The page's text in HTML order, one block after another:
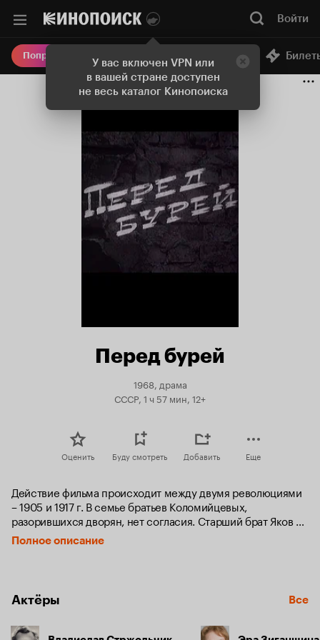
У вас включен VPN или
в вашей стране доступен
не весь каталог Кинопоиска
Войти
Попробовать Плюс Онлайн-кинотеатр
Перед бурей
1968, драма
СССР, 1 ч 57 мин, 12+
Оценить Буду смотреть Добавить Еще
Действие фильма происходит между двумя революциями
– 1905 и 1917 г. В семье братьев Коломийцевых,
разорившихся дворян, нет согласия. Старший брат Яков
смертельно болен. Младший – Иван, жандармский
полковник, - вконец запутался, и не знает, как выйти из
человека. Мать подозреваемого взывает о
справедливости, но Иван отказывает из боязни потерять
которая, как он случайно узнает, всю жизнь любит его
Полное описание
Актёры Все